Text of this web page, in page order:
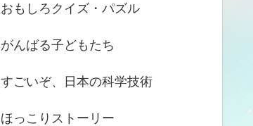
おもしろクイズ・パズル
がんばる子どもたち
すごいぞ、日本の科学技術
ほっこりストーリー